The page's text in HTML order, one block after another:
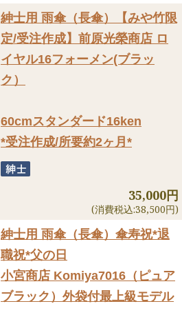
紳士用 雨傘（長傘）
【みや竹限
定/受注作成】前原光榮商店 ロ
イヤル16フォーメン(ブラッ
ク）
60cmスタンダード16ken
*受注作成/所要約2ヶ月*
35,000円
(消費税込:38,500円)
紳士用 雨傘（長傘） 傘寿祝*退
職祝*父の日
小宮商店 Komiya7016（ピュア
ブラック）外袋付最上級モデル